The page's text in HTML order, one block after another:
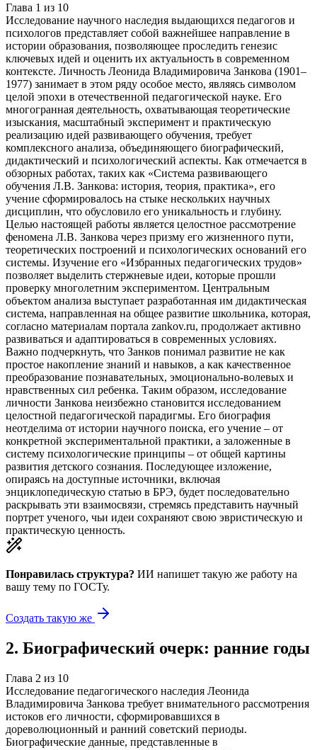
Глава 1 из 10
Исследование научного наследия выдающихся педагогов и
психологов представляет собой важнейшее направление в
истории образования, позволяющее проследить генезис
ключевых идей и оценить их актуальность в современном
контексте. Личность Леонида Владимировича Занкова (1901–
1977) занимает в этом ряду особое место, являясь символом
целой эпохи в отечественной педагогической науке. Его
многогранная деятельность, охватывающая теоретические
изыскания, масштабный эксперимент и практическую
реализацию идей развивающего обучения, требует
комплексного анализа, объединяющего биографический,
дидактический и психологический аспекты. Как отмечается в
обзорных работах, таких как «Система развивающего
обучения Л.В. Занкова: история, теория, практика», его
учение сформировалось на стыке нескольких научных
дисциплин, что обусловило его уникальность и глубину.
Целью настоящей работы является целостное рассмотрение
феномена Л.В. Занкова через призму его жизненного пути,
теоретических построений и психологических оснований его
системы. Изучение его «Избранных педагогических трудов»
позволяет выделить стержневые идеи, которые прошли
проверку многолетним экспериментом. Центральным
объектом анализа выступает разработанная им дидактическая
система, направленная на общее развитие школьника, которая,
согласно материалам портала zankov.ru, продолжает активно
развиваться и адаптироваться в современных условиях.
Важно подчеркнуть, что Занков понимал развитие не как
простое накопление знаний и навыков, а как качественное
преобразование познавательных, эмоционально-волевых и
нравственных сил ребенка. Таким образом, исследование
личности Занкова неизбежно становится исследованием
целостной педагогической парадигмы. Его биография
неотделима от истории научного поиска, его учение – от
конкретной экспериментальной практики, а заложенные в
систему психологические принципы – от общей картины
развития детского сознания. Последующее изложение,
опираясь на доступные источники, включая
энциклопедическую статью в БРЭ, будет последовательно
раскрывать эти взаимосвязи, стремясь представить научный
портрет ученого, чьи идеи сохраняют свою эвристическую и
практическую ценность.
Понравилась структура? ИИ напишет такую же работу на
вашу тему по ГОСТу.
Создать такую же
2. Биографический очерк: ранние годы
Глава 2 из 10
Исследование педагогического наследия Леонида
Владимировича Занкова требует внимательного рассмотрения
истоков его личности, сформировавшихся в
дореволюционный и ранний советский периоды.
Биографические данные, представленные в